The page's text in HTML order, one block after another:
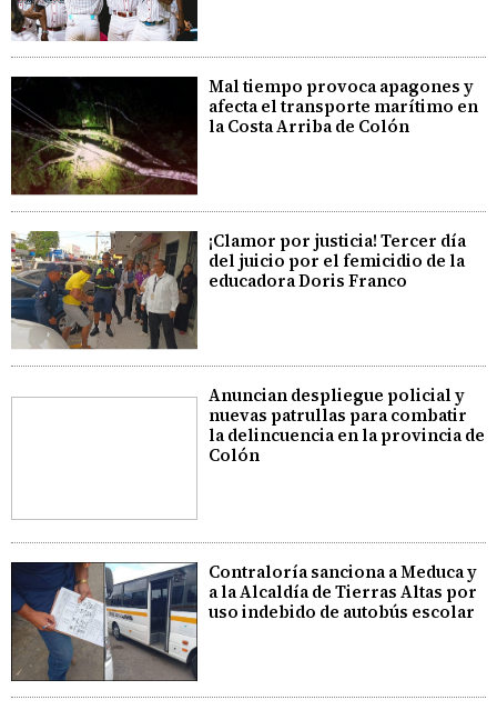
Mal tiempo provoca apagones y
afecta el transporte marítimo en
la Costa Arriba de Colón
¡Clamor por justicia! Tercer día
del juicio por el femicidio de la
educadora Doris Franco
Anuncian despliegue policial y
nuevas patrullas para combatir
la delincuencia en la provincia de
Colón
Contraloría sanciona a Meduca y
a la Alcaldía de Tierras Altas por
uso indebido de autobús escolar